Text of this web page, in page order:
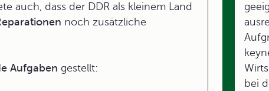
auch, dass der DDR als kleinem Land
noch zusätzliche
Aufgaben gestellt:
bei